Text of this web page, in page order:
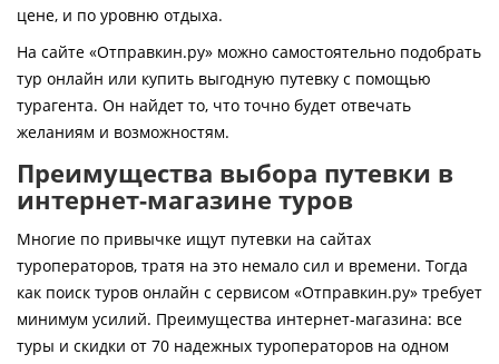
Контакты
цене, и по уровню отдыха.
На сайте «Отправкин.ру» можно самостоятельно подобрать
тур онлайн или купить выгодную путевку с помощью
турагента. Он найдет то, что точно будет отвечать
желаниям и возможностям.
Преимущества выбора путевки в
интернет-магазине туров
Многие по привычке ищут путевки на сайтах
туроператоров, тратя на это немало сил и времени. Тогда
как поиск туров онлайн с сервисом «Отправкин.ру» требует
минимум усилий. Преимущества интернет-магазина: все
туры и скидки от 70 надежных туроператоров на одном